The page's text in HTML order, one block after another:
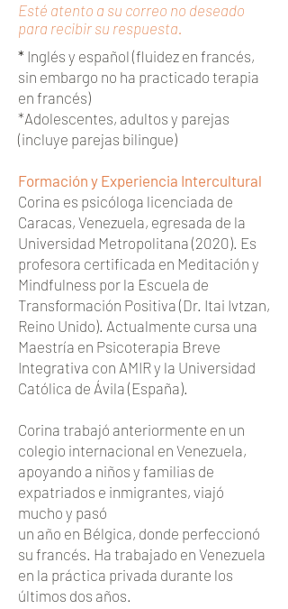
Esté atento a su correo no deseado
para recibir su respuesta.
* Inglés y español (fluidez en francés,
sin embargo no ha practicado terapia
en francés)
*Adolescentes, adultos y parejas
(incluye parejas bilingue)
Formación y Experiencia Intercultural
Corina es psicóloga licenciada de
Caracas, Venezuela, egresada de la
Universidad Metropolitana (2020). Es
profesora certificada en Meditación y
Mindfulness por la Escuela de
Transformación Positiva (Dr. Itai Ivtzan,
Reino Unido). Actualmente cursa una
Maestría en Psicoterapia Breve
Integrativa con AMIR y la Universidad
Católica de Ávila (España).
Corina trabajó anteriormente en un
colegio internacional en Venezuela,
apoyando a niños y familias de
expatriados e inmigrantes, viajó
mucho y pasó
un año en Bélgica, donde perfeccionó
su francés. Ha trabajado en Venezuela
en la práctica privada durante los
últimos dos años.